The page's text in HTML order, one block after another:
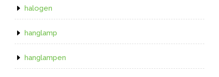
halogen
hanglamp
hanglampen